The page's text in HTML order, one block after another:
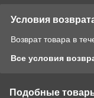
Условия
Возврат товара в
Все условия
Подобные